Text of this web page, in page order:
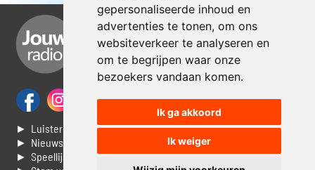
gepersonaliseerde inhoud en
advertenties te tonen, om ons
websiteverkeer te analyseren en
om te begrijpen waar onze
bezoekers vandaan komen.
Ik ga akkoord
Ik weiger
► Luisteren naar Jouwradio
► Nieuws
► Speellijst